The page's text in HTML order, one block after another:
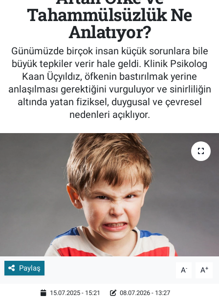
Tahammülsüzlük Ne
Anlatıyor?
Günümüzde birçok insan küçük sorunlara bile
büyük tepkiler verir hale geldi. Klinik Psikolog
Kaan Üçyıldız, öfkenin bastırılmak yerine
anlaşılması gerektiğini vurguluyor ve sinirliliğin
altında yatan fiziksel, duygusal ve çevresel
nedenleri açıklıyor.
Paylaş A- A+
15.07.2025 - 15:21 08.07.2026 - 13:27